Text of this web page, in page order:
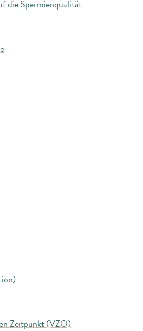
die Spermienqualität
Zeitpunkt (VZO)